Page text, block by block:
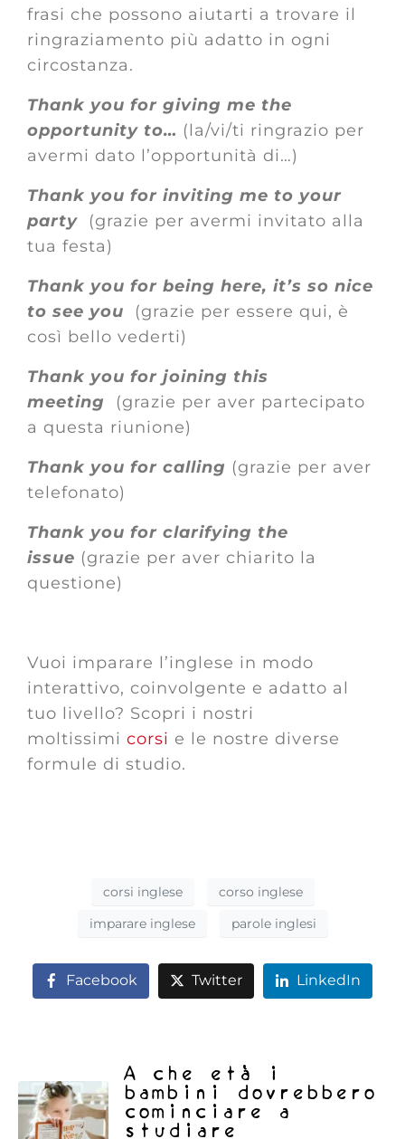
frasi che possono aiutarti a trovare il
ringraziamento più adatto in ogni
circostanza.
Thank you for giving me the
opportunity to… (la/vi/ti ringrazio per
avermi dato l’opportunità di…)
Thank you for inviting me to your
party (grazie per avermi invitato alla
tua festa)
Thank you for being here, it’s so nice
to see you (grazie per essere qui, è
così bello vederti)
Thank you for joining this
meeting (grazie per aver partecipato
a questa riunione)
Thank you for calling (grazie per aver
telefonato)
Thank you for clarifying the
issue (grazie per aver chiarito la
questione)
Vuoi imparare l’inglese in modo
interattivo, coinvolgente e adatto al
tuo livello? Scopri i nostri
moltissimi corsi e le nostre diverse
formule di studio.
corsi inglese
corso inglese
imparare inglese
parole inglesi
Facebook Twitter LinkedIn
A che età i
bambini dovrebbero
cominciare a
studiare